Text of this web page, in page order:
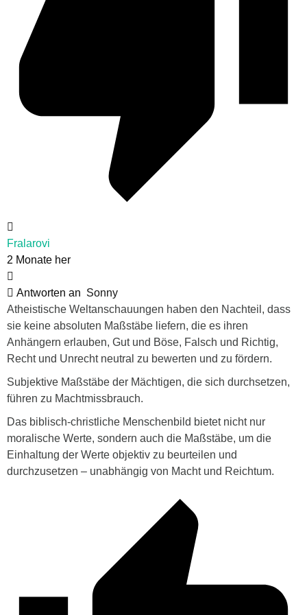
Fralarovi
2 Monate her
Antworten an Sonny
Atheistische Weltanschauungen haben den Nachteil, dass
sie keine absoluten Maßstäbe liefern, die es ihren
Anhängern erlauben, Gut und Böse, Falsch und Richtig,
Recht und Unrecht neutral zu bewerten und zu fördern.
Subjektive Maßstäbe der Mächtigen, die sich durchsetzen,
führen zu Machtmissbrauch.
Das biblisch-christliche Menschenbild bietet nicht nur
moralische Werte, sondern auch die Maßstäbe, um die
Einhaltung der Werte objektiv zu beurteilen und
durchzusetzen – unabhängig von Macht und Reichtum.